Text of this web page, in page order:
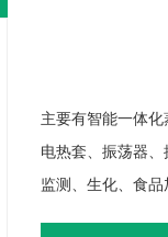
主要有智能一体
电热套、振荡器
监测、生化、食